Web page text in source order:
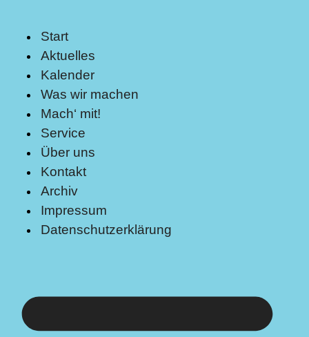
Start
Aktuelles
Kalender
Was wir machen
Mach‘ mit!
Service
Über uns
Kontakt
Archiv
Impressum
Datenschutzerklärung